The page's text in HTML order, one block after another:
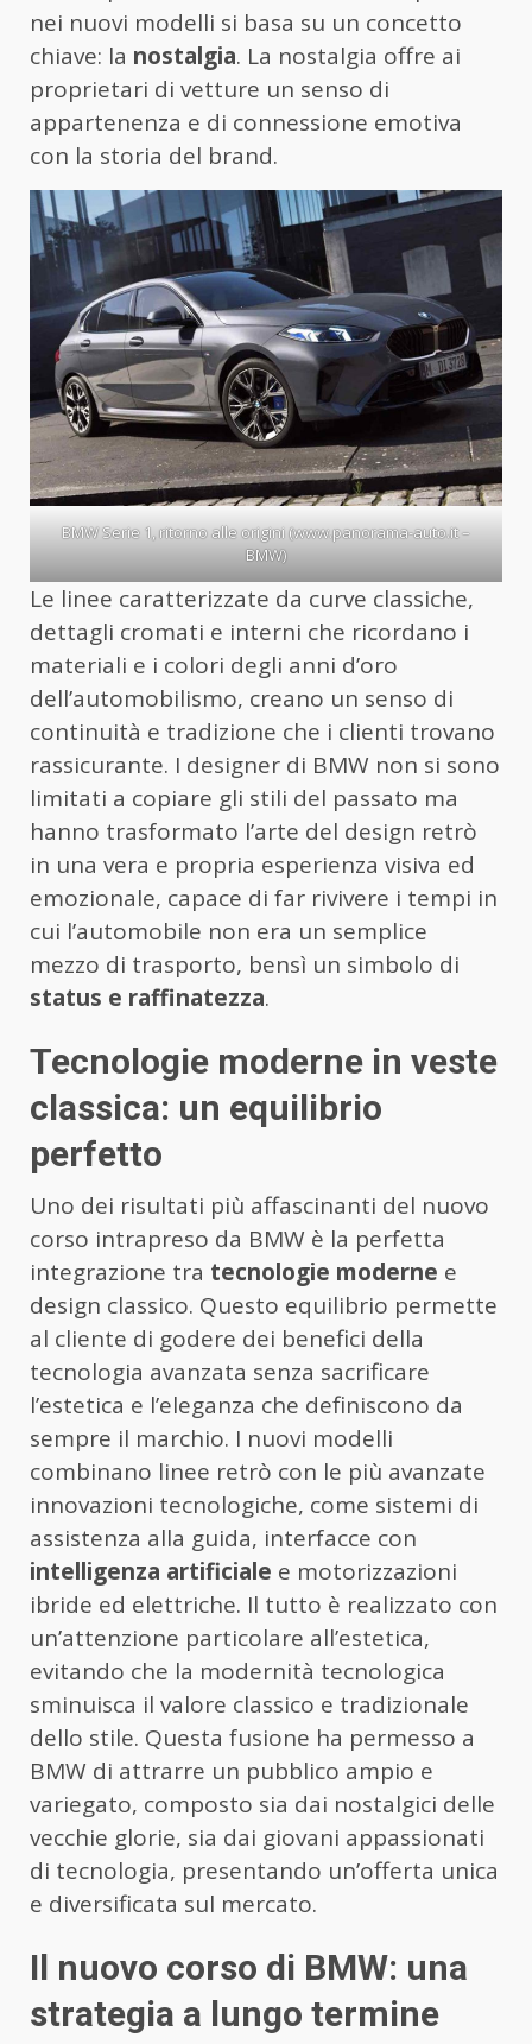
nei nuovi modelli si basa su un concetto
chiave: la nostalgia. La nostalgia offre ai
proprietari di vetture un senso di
appartenenza e di connessione emotiva
con la storia del brand.
BMW Serie 1, ritorno alle origini (www.panorama-auto.it –
BMW)
Le linee caratterizzate da curve classiche,
dettagli cromati e interni che ricordano i
materiali e i colori degli anni d’oro
dell’automobilismo, creano un senso di
continuità e tradizione che i clienti trovano
rassicurante. I designer di BMW non si sono
limitati a copiare gli stili del passato ma
hanno trasformato l’arte del design retrò
in una vera e propria esperienza visiva ed
emozionale, capace di far rivivere i tempi in
cui l’automobile non era un semplice
mezzo di trasporto, bensì un simbolo di
status e raffinatezza.
Tecnologie moderne in veste
classica: un equilibrio
perfetto
Uno dei risultati più affascinanti del nuovo
corso intrapreso da BMW è la perfetta
integrazione tra tecnologie moderne e
design classico. Questo equilibrio permette
al cliente di godere dei benefici della
tecnologia avanzata senza sacrificare
l’estetica e l’eleganza che definiscono da
sempre il marchio. I nuovi modelli
combinano linee retrò con le più avanzate
innovazioni tecnologiche, come sistemi di
assistenza alla guida, interfacce con
intelligenza artificiale e motorizzazioni
ibride ed elettriche. Il tutto è realizzato con
un’attenzione particolare all’estetica,
evitando che la modernità tecnologica
sminuisca il valore classico e tradizionale
dello stile. Questa fusione ha permesso a
BMW di attrarre un pubblico ampio e
variegato, composto sia dai nostalgici delle
vecchie glorie, sia dai giovani appassionati
di tecnologia, presentando un’offerta unica
e diversificata sul mercato.
Il nuovo corso di BMW: una
strategia a lungo termine